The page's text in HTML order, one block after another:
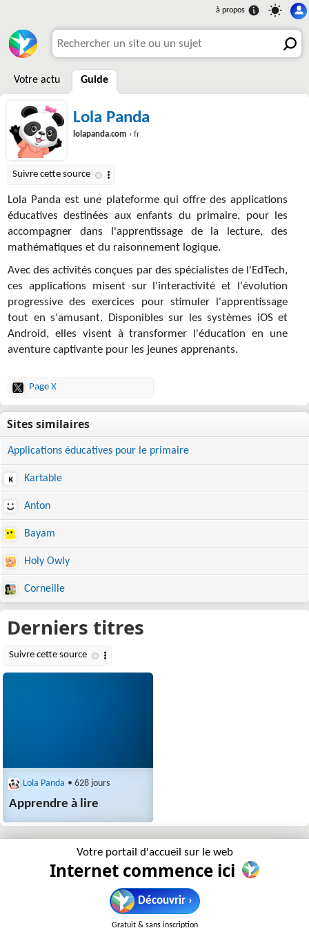
Votre actu Guide
Lola Panda
lolapanda.com › fr
Lola Panda est une plateforme qui offre des applications
éducatives destinées aux enfants du primaire, pour les
accompagner dans l'apprentissage de la lecture, des
mathématiques et du raisonnement logique.
Avec des activités conçues par des spécialistes de l'EdTech,
ces applications misent sur l'interactivité et l'évolution
progressive des exercices pour stimuler l'apprentissage
tout en s'amusant. Disponibles sur les systèmes iOS et
Android, elles visent à transformer l'éducation en une
aventure captivante pour les jeunes apprenants.
Page X
Applications éducatives pour le primaire
Kartable
Anton
Bayam
Holy Owly
Corneille
Lola Panda • 628 jours
Apprendre à lire
Votre portail d'accueil sur le web
Internet commence ici
Découvrir ›
Gratuit & sans inscription